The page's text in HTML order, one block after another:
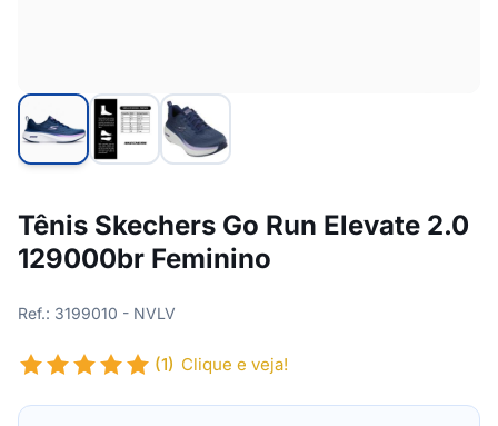
Tênis Skechers Go Run Elevate 2.0
129000br Feminino
Ref.: 3199010 - NVLV
(1) Clique e veja!